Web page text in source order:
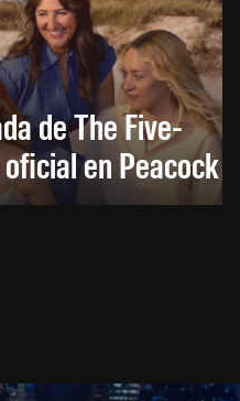
de The Five-
en Peacock